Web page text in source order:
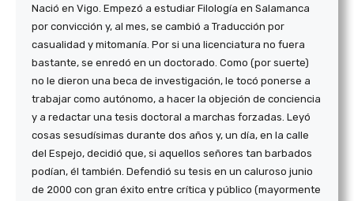
Nació en Vigo. Empezó a estudiar Filología en Salamanca
por convicción y, al mes, se cambió a Traducción por
casualidad y mitomanía. Por si una licenciatura no fuera
bastante, se enredó en un doctorado. Como (por suerte)
no le dieron una beca de investigación, le tocó ponerse a
trabajar como autónomo, a hacer la objeción de conciencia
y a redactar una tesis doctoral a marchas forzadas. Leyó
cosas sesudísimas durante dos años y, un día, en la calle
del Espejo, decidió que, si aquellos señores tan barbados
podían, él también. Defendió su tesis en un caluroso junio
de 2000 con gran éxito entre crítica y público (mayormente